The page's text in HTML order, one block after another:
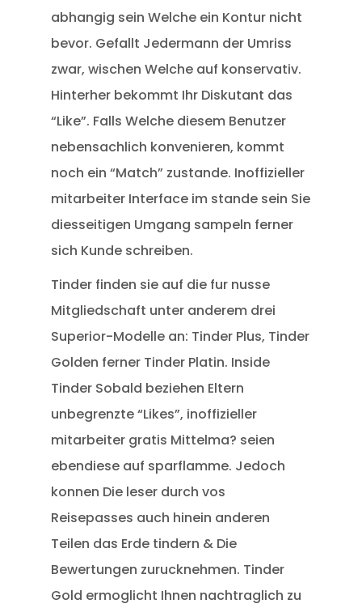
abhangig sein Welche ein Kontur nicht
bevor. Gefallt Jedermann der Umriss
zwar, wischen Welche auf konservativ.
Hinterher bekommt Ihr Diskutant das
“Like”. Falls Welche diesem Benutzer
nebensachlich konvenieren, kommt
noch ein “Match” zustande. Inoffizieller
mitarbeiter Interface im stande sein Sie
diesseitigen Umgang sampeln ferner
sich Kunde schreiben.
Tinder finden sie auf die fur nusse
Mitgliedschaft unter anderem drei
Superior-Modelle an: Tinder Plus, Tinder
Golden ferner Tinder Platin. Inside
Tinder Sobald beziehen Eltern
unbegrenzte “Likes”, inoffizieller
mitarbeiter gratis Mittelma? seien
ebendiese auf sparflamme. Jedoch
konnen Die leser durch vos
Reisepasses auch hinein anderen
Teilen das Erde tindern & Die
Bewertungen zurucknehmen. Tinder
Gold ermoglicht Ihnen nachtraglich zu